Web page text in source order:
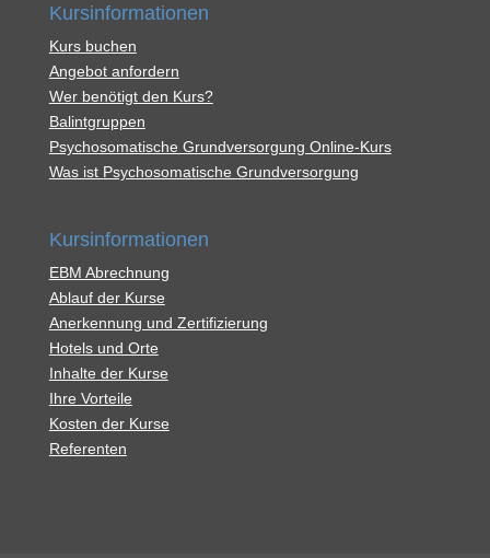
Kursinformationen
Kurs buchen
Angebot anfordern
Wer benötigt den Kurs?
Balintgruppen
Psychosomatische Grundversorgung Online-Kurs
Was ist Psychosomatische Grundversorgung
Kursinformationen
EBM Abrechnung
Ablauf der Kurse
Anerkennung und Zertifizierung
Hotels und Orte
Inhalte der Kurse
Ihre Vorteile
Kosten der Kurse
Referenten